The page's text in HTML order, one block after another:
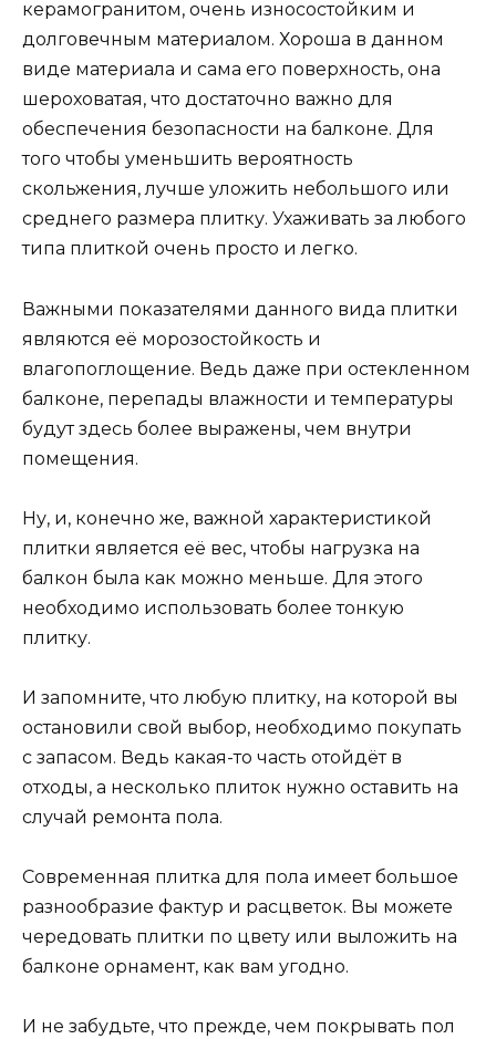
керамогранитом, очень износостойким и
долговечным материалом. Хороша в данном
виде материала и сама его поверхность, она
шероховатая, что достаточно важно для
обеспечения безопасности на балконе. Для
того чтобы уменьшить вероятность
скольжения, лучше уложить небольшого или
среднего размера плитку. Ухаживать за любого
типа плиткой очень просто и легко.
Важными показателями данного вида плитки
являются её морозостойкость и
влагопоглощение. Ведь даже при остекленном
балконе, перепады влажности и температуры
будут здесь более выражены, чем внутри
помещения.
Ну, и, конечно же, важной характеристикой
плитки является её вес, чтобы нагрузка на
балкон была как можно меньше. Для этого
необходимо использовать более тонкую
плитку.
И запомните, что любую плитку, на которой вы
остановили свой выбор, необходимо покупать
с запасом. Ведь какая-то часть отойдёт в
отходы, а несколько плиток нужно оставить на
случай ремонта пола.
Современная плитка для пола имеет большое
разнообразие фактур и расцветок. Вы можете
чередовать плитки по цвету или выложить на
балконе орнамент, как вам угодно.
И не забудьте, что прежде, чем покрывать пол